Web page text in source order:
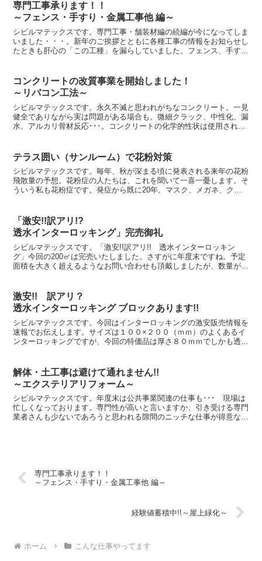
専門工事承ります！！
～フェンス・手すり・金属工事他 編～
シビルマテックスです。専門工事・舗装材編の続編が今になってしま
いました・・・。新年のご挨拶とともに各種工事の情報をお知らせし
たときも肝心の「この工種」を漏らしていました。フェンス、手す
コンクリートの改質事業を開始しました！
～リバコン工法～
シビルマテックスです。永久不滅と思われがちなコンクリート。一見
健全でありながら実は問題がある場合も。微細クラック、中性化、漏
水、アルカリ骨材反応･･･。コンクリートの化学的性状は使用される
テラス囲い（サンルーム）で花粉対策
シビルマテックスです。毎年、秋が深まる頃に発表される来年の花粉
飛散量の予想。花粉症の人たちは、これを聞いて一喜一憂します。そ
ういう私も花粉症です。発症から既に20年。マスク、メガネ、クス
「激安!!訳アリ!?
透水インターロッキング」完売御礼
シビルマテックスです。「激安!!訳アリ!! 透水インターロッキン
グ」今回の200㎡は完売いたしました。さすがに年度末ですね。予定
面積を大きく超えるようなお問い合わせも頂戴しましたが、数量が限
激安!! 訳アリ？
透水インターロッキング ブロックあります!!
シビルマテックスです。今回はインターロッキングの激安販売情報を
速報でお伝えします。サイズは１００×２００（ｍｍ）のよくあるイ
ンターロッキングですが、今回の特価品は厚さ８０ｍｍでしかも透水
解体・土工事は避けて通れません!!
～エクステリアリフォーム～
シビルマテックスです。年度末は公共事業関連の仕事も･･･ 現場は
忙しくなっております。専門性が高いと言いますか、引き受ける専門
業者さんも少ないであろうと思われる隙間のニッチな仕事が得意なシ
専門工事承ります！！
～フェンス・手すり・金属工事他 編～
経験値蓄積中!!～屋上緑化～
ホーム こんな仕事やってます